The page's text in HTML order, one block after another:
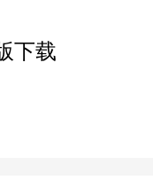
下载